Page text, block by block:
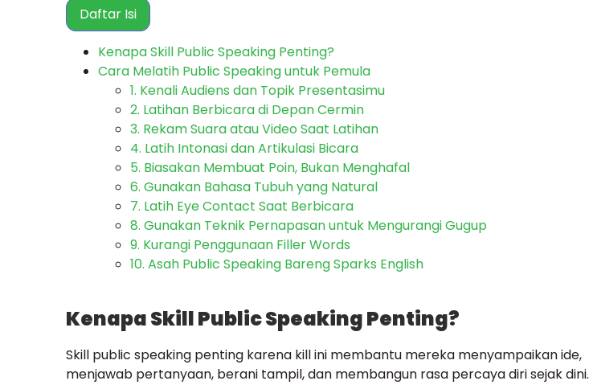
Daftar Isi
Kenapa Skill Public Speaking Penting?
Cara Melatih Public Speaking untuk Pemula
1. Kenali Audiens dan Topik Presentasimu
2. Latihan Berbicara di Depan Cermin
3. Rekam Suara atau Video Saat Latihan
4. Latih Intonasi dan Artikulasi Bicara
5. Biasakan Membuat Poin, Bukan Menghafal
6. Gunakan Bahasa Tubuh yang Natural
7. Latih Eye Contact Saat Berbicara
8. Gunakan Teknik Pernapasan untuk Mengurangi Gugup
9. Kurangi Penggunaan Filler Words
10. Asah Public Speaking Bareng Sparks English
Kenapa Skill Public Speaking Penting?
Skill public speaking penting karena kill ini membantu mereka menyampaikan ide,
menjawab pertanyaan, berani tampil, dan membangun rasa percaya diri sejak dini.